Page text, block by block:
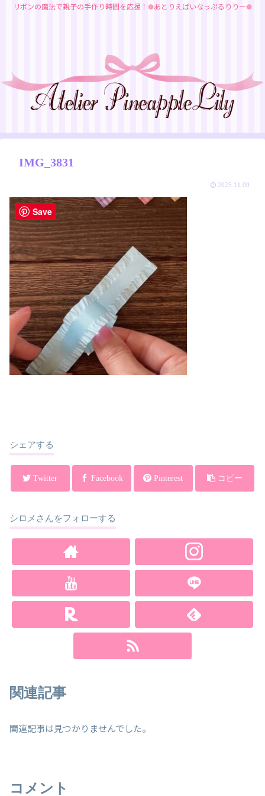
リボンの魔法で親子の手作り時間を応援！❁あとりえぱいなっぷるりりー❁
IMG_3831
2025.11.09
シェアする
Twitter Facebook Pinterest コピー
シロメさんをフォローする
関連記事
関連記事は見つかりませんでした。
コメント
Save